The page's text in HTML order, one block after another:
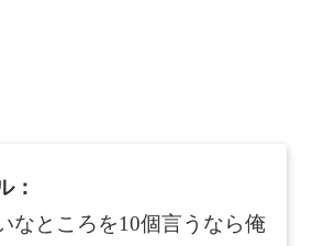
：
なところを10個言うなら俺